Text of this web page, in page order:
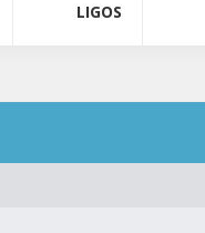
LIGOS